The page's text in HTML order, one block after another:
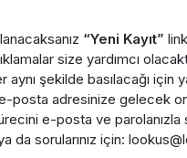
“Yeni Kayıt”
size yardımcı
şekilde basılacağı için
adresinize gelecek
e-posta ve
da sorularınız için: